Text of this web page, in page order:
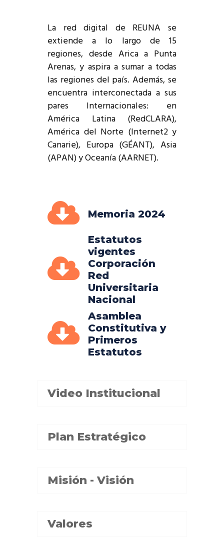
La red digital de REUNA se
extiende a lo largo de 15
regiones, desde Arica a Punta
Arenas, y aspira a sumar a todas
las regiones del país. Además, se
encuentra interconectada a sus
pares Internacionales: en
América Latina (RedCLARA),
América del Norte (Internet2 y
Canarie), Europa (GÉANT), Asia
(APAN) y Oceanía (AARNET).
Memoria 2024
Estatutos
vigentes
Corporación
Red
Universitaria
Nacional
Asamblea
Constitutiva y
Primeros
Estatutos
Video Institucional
Plan Estratégico
Misión - Visión
Valores